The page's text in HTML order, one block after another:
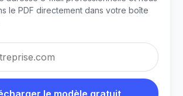
le PDF directement dans votre boîte
professionnelle
le modèle gratuit